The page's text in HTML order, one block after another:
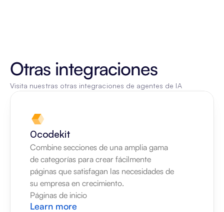
Otras integraciones
Visita nuestras otras integraciones de agentes de IA
0codekit
Combine secciones de una amplia gama
de categorías para crear fácilmente
páginas que satisfagan las necesidades de
su empresa en crecimiento.
Páginas de inicio
Learn more